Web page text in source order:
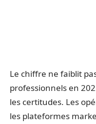
Le chiffre ne faiblit
professionnels en
les certitudes. Les
les plateformes